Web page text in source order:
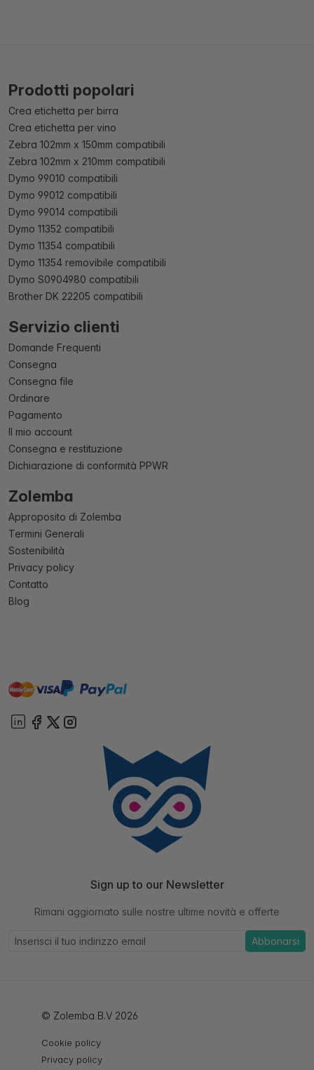
Prodotti popolari
Crea etichetta per birra
Crea etichetta per vino
Zebra 102mm x 150mm compatibili
Zebra 102mm x 210mm compatibili
Dymo 99010 compatibili
Dymo 99012 compatibili
Dymo 99014 compatibili
Dymo 11352 compatibili
Dymo 11354 compatibili
Dymo 11354 removibile compatibili
Dymo S0904980 compatibili
Brother DK 22205 compatibili
Servizio clienti
Domande Frequenti
Consegna
Consegna file
Ordinare
Pagamento
Il mio account
Consegna e restituzione
Dichiarazione di conformità PPWR
Zolemba
Approposito di Zolemba
Termini Generali
Sostenibilità
Privacy policy
Contatto
Blog
mastervisa paypal
Sign up to our Newsletter
Rimani aggiornato sulle nostre ultime novità e offerte
Abbonarsi
© Zolemba B.V 2026
Cookie policy
Privacy policy